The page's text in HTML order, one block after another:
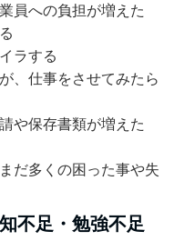
への負担が増えた
ラする
仕事をさせてみたら
保存書類が増えた
だ多くの困った事や失
不足・勉強不足